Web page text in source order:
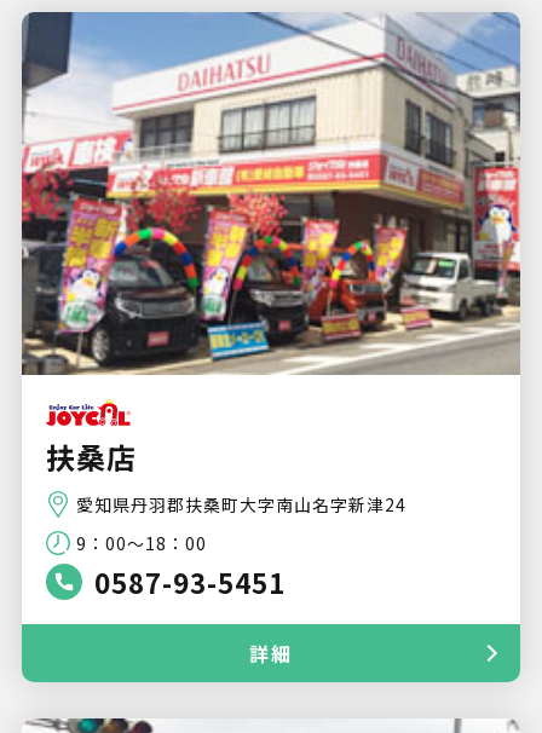
扶桑店
愛知県丹羽郡扶桑町大字南山名字新津24
9：00～18：00
0587-93-5451
詳細